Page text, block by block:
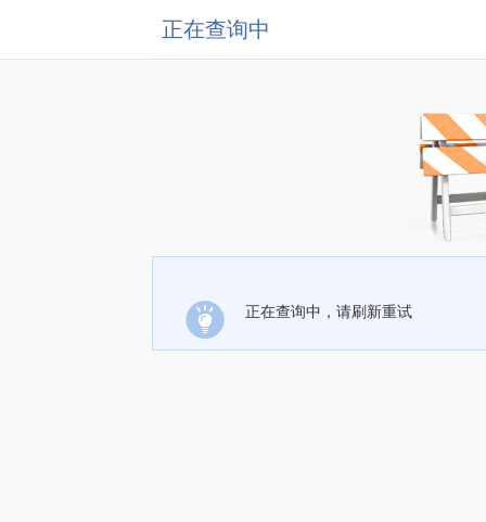
正在查询中
正在查询中，请刷新重试